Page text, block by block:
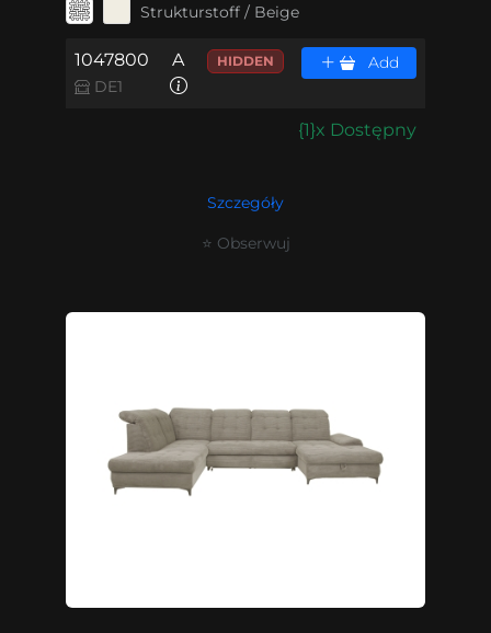
Strukturstoff / Beige
1047800
DE1
A HIDDEN Add
{1}x Dostępny
Szczegóły
⭐ Obserwuj